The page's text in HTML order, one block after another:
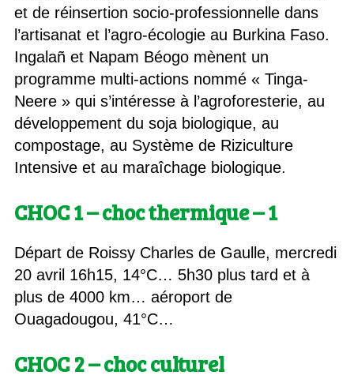
et de réinsertion socio-professionnelle dans
l’artisanat et l’agro-écologie au Burkina Faso.
Ingalañ et Napam Béogo mènent un
programme multi-actions nommé « Tinga-
Neere » qui s’intéresse à l’agroforesterie, au
développement du soja biologique, au
compostage, au Système de Riziculture
Intensive et au maraîchage biologique.
CHOC 1 – choc thermique – 1
Départ de Roissy Charles de Gaulle, mercredi
20 avril 16h15, 14°C… 5h30 plus tard et à
plus de 4000 km… aéroport de
Ouagadougou, 41°C…
CHOC 2 – choc culturel